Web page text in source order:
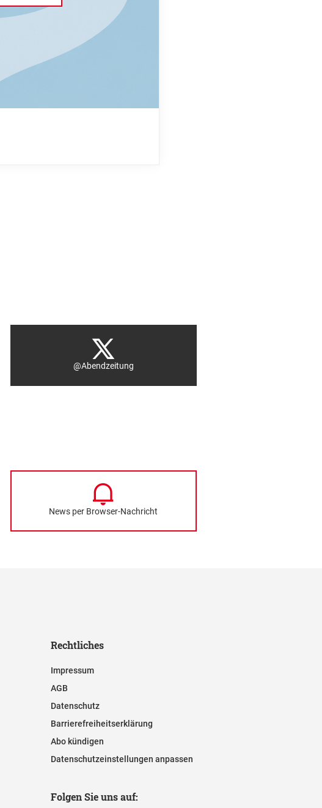
@Abendzeitung
News per Browser-Nachricht
Rechtliches
Impressum
AGB
Datenschutz
Barrierefreiheitserklärung
Abo kündigen
Datenschutzeinstellungen anpassen
Folgen Sie uns auf: